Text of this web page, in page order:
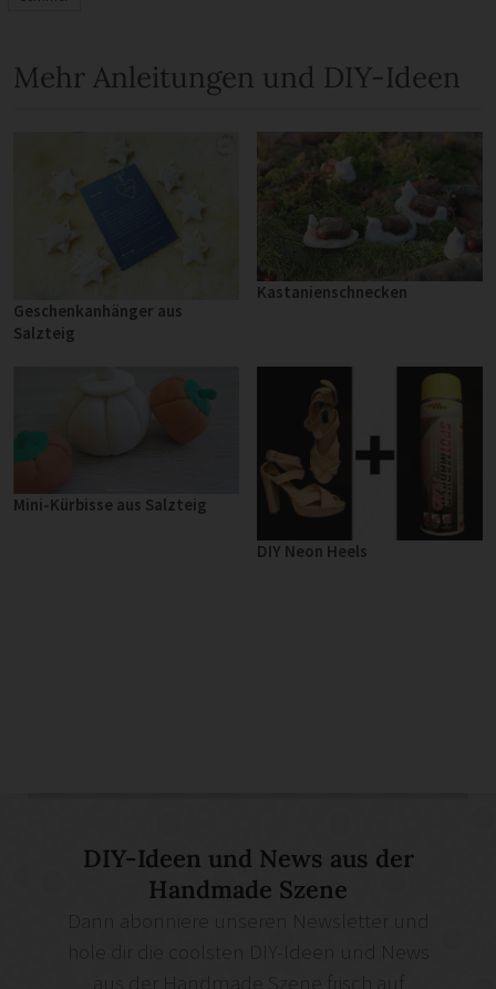
Mehr Anleitungen und DIY-Ideen
Geschenkanhänger aus
Salzteig
Kastanienschnecken
Mini-Kürbisse aus Salzteig
DIY Neon Heels
DIY-Ideen und News aus der
Handmade Szene